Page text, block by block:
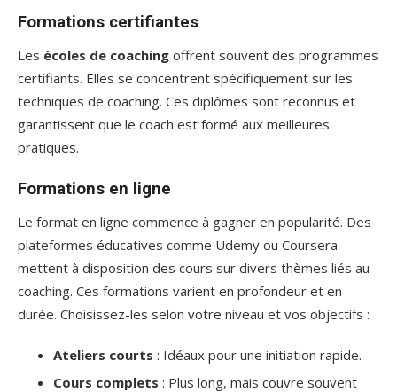
Formations certifiantes
Les écoles de coaching offrent souvent des programmes
certifiants. Elles se concentrent spécifiquement sur les
techniques de coaching. Ces diplômes sont reconnus et
garantissent que le coach est formé aux meilleures
pratiques.
Formations en ligne
Le format en ligne commence à gagner en popularité. Des
plateformes éducatives comme Udemy ou Coursera
mettent à disposition des cours sur divers thèmes liés au
coaching. Ces formations varient en profondeur et en
durée. Choisissez-les selon votre niveau et vos objectifs :
Ateliers courts : Idéaux pour une initiation rapide.
Cours complets : Plus long, mais couvre souvent